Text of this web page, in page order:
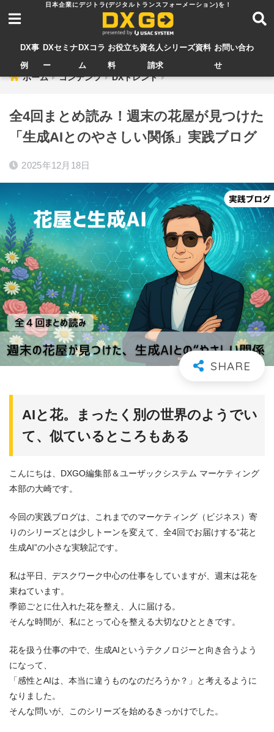
DX事
例
DXセミナ
ー
DXコラ
ム
お役立ち資
料
名人シリーズ資料
請求
お問い合わ
せ
ホーム コンテンツ DXトレンド
全4回まとめ読み！週末の花屋が見つけた
「生成AIとのやさしい関係」実践ブログ
2025年12月18日
AIと花。まったく別の世界のようでい
て、似ているところもある
こんにちは、DXGO編集部＆ユーザックシステム マーケティング
本部の大崎です。
今回の実践ブログは、これまでのマーケティング（ビジネス）寄
りのシリーズとは少しトーンを変えて、全4回でお届けする“花と
生成AI”の小さな実験記です。
私は平日、デスクワーク中心の仕事をしていますが、週末は花を
束ねています。
季節ごとに仕入れた花を整え、人に届ける。
そんな時間が、私にとって心を整える大切なひとときです。
花を扱う仕事の中で、生成AIというテクノロジーと向き合うよう
になって、
「感性とAIは、本当に違うものなのだろうか？」と考えるように
なりました。
そんな問いが、このシリーズを始めるきっかけでした。